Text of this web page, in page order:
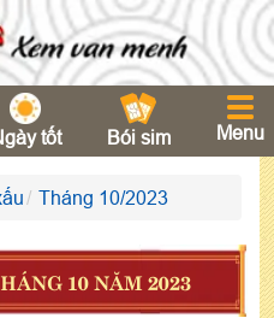
tốt Bói sim Menu
Tháng 10/2023
10 NĂM 2023